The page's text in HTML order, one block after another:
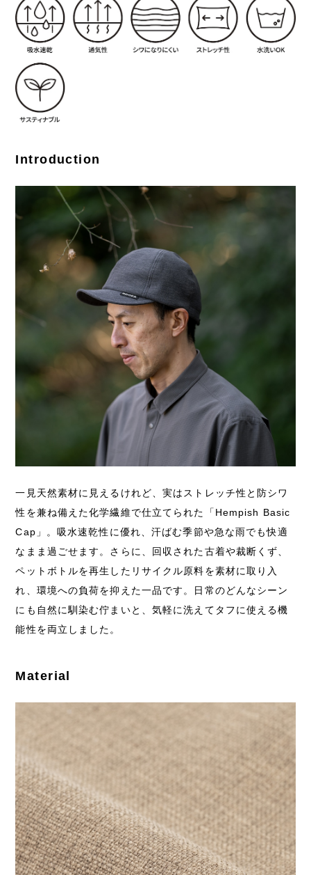
Introduction
一見天然素材に見えるけれど、実はストレッチ性と防シワ
性を兼ね備えた化学繊維で仕立てられた「Hempish Basic
Cap」。吸水速乾性に優れ、汗ばむ季節や急な雨でも快適
なまま過ごせます。さらに、回収された古着や裁断くず、
ペットボトルを再生したリサイクル原料を素材に取り入
れ、環境への負荷を抑えた一品です。日常のどんなシーン
にも自然に馴染む佇まいと、気軽に洗えてタフに使える機
能性を両立しました。
Material